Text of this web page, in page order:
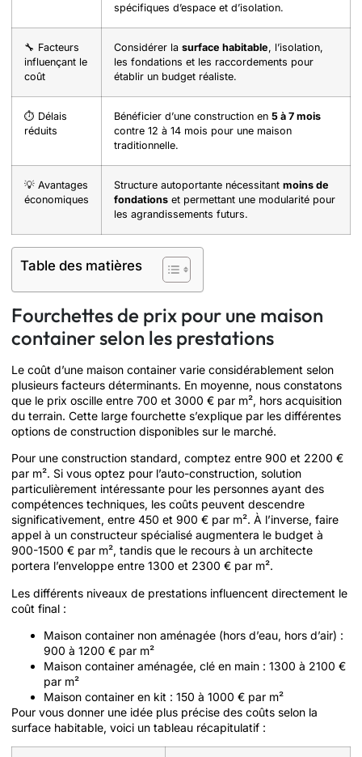
spécifiques d’espace et d’isolation.
🔧 Facteurs
influençant le
coût
Considérer la surface habitable, l’isolation,
les fondations et les raccordements pour
établir un budget réaliste.
⏱️ Délais
réduits
Bénéficier d’une construction en 5 à 7 mois
contre 12 à 14 mois pour une maison
traditionnelle.
💡 Avantages
économiques
Structure autoportante nécessitant moins de
fondations et permettant une modularité pour
les agrandissements futurs.
Table des matières
Fourchettes de prix pour une maison
container selon les prestations
Le coût d’une maison container varie considérablement selon
plusieurs facteurs déterminants. En moyenne, nous constatons
que le prix oscille entre 700 et 3000 € par m², hors acquisition
du terrain. Cette large fourchette s’explique par les différentes
options de construction disponibles sur le marché.
Pour une construction standard, comptez entre 900 et 2200 €
par m². Si vous optez pour l’auto-construction, solution
particulièrement intéressante pour les personnes ayant des
compétences techniques, les coûts peuvent descendre
significativement, entre 450 et 900 € par m². À l’inverse, faire
appel à un constructeur spécialisé augmentera le budget à
900-1500 € par m², tandis que le recours à un architecte
portera l’enveloppe entre 1300 et 2300 € par m².
Les différents niveaux de prestations influencent directement le
coût final :
Maison container non aménagée (hors d’eau, hors d’air) :
900 à 1200 € par m²
Maison container aménagée, clé en main : 1300 à 2100 €
par m²
Maison container en kit : 150 à 1000 € par m²
Pour vous donner une idée plus précise des coûts selon la
surface habitable, voici un tableau récapitulatif :